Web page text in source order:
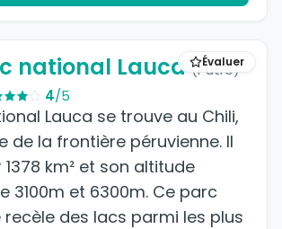
recherche d'aventure et de
Évaluer
national Lauca(Putre)
4/5
Lauca se trouve au Chili,
de la frontière péruvienne. Il
1378 km² et son altitude
3100m et 6300m. Ce parc
des lacs parmi les plus